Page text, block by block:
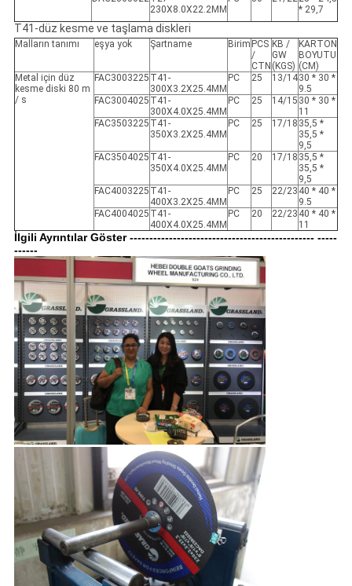
230X8.0X22.2MM
* 29,7
T41-düz kesme ve taşlama diskleri
Malların tanımı eşya yok Şartname Birim PCS
/
CTN
KB /
GW
(KGS)
KARTON
BOYUTU
(CM)
Metal için düz
kesme diski 80 m
/ s
FAC3003225 T41-
300X3.2X25.4MM
PC 25 13/1430 * 30 *
9.5
FAC3004025 T41-
300X4.0X25.4MM
PC 25 14/15 30 * 30 *
11
FAC3503225 T41-
350X3.2X25.4MM
PC 25 17/18 35,5 *
35,5 *
9,5
FAC3504025 T41-
350X4.0X25.4MM
PC 20 17/18 35,5 *
35,5 *
9,5
FAC4003225 T41-
400X3.2X25.4MM
PC 25 22/23 40 * 40 *
9.5
FAC4004025 T41-
400X4.0X25.4MM
PC 20 22/23 40 * 40 *
11
İlgili Ayrıntılar Göster ----------------------------------------------- -----
------